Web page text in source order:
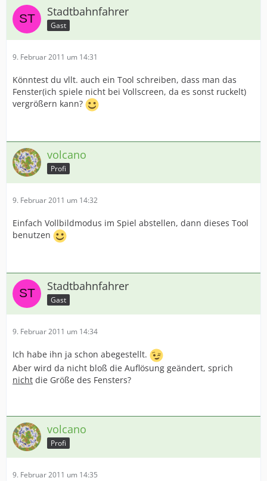
Stadtbahnfahrer
Gast
9. Februar 2011 um 14:31
Könntest du vllt. auch ein Tool schreiben, dass man das
Fenster(ich spiele nicht bei Vollscreen, da es sonst ruckelt)
vergrößern kann?
volcano
Profi
9. Februar 2011 um 14:32
Einfach Vollbildmodus im Spiel abstellen, dann dieses Tool
benutzen
Stadtbahnfahrer
Gast
9. Februar 2011 um 14:34
Ich habe ihn ja schon abegestellt.
Aber wird da nicht bloß die Auflösung geändert, sprich
nicht die Größe des Fensters?
volcano
Profi
9. Februar 2011 um 14:35